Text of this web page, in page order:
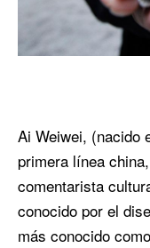
Ai Weiwei, (nacido
primera línea
comentarista
conocido por el
más conocido